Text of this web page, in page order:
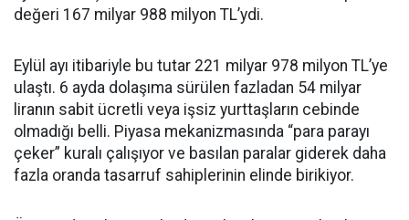
değeri 167 milyar 988 milyon TL’ydi.
Eylül ayı itibariyle bu tutar 221 milyar 978 milyon TL’ye
ulaştı. 6 ayda dolaşıma sürülen fazladan 54 milyar
liranın sabit ücretli veya işsiz yurttaşların cebinde
olmadığı belli. Piyasa mekanizmasında “para parayı
çeker” kuralı çalışıyor ve basılan paralar giderek daha
fazla oranda tasarruf sahiplerinin elinde birikiyor.